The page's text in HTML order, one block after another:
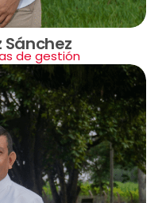
Sánchez
de gestión